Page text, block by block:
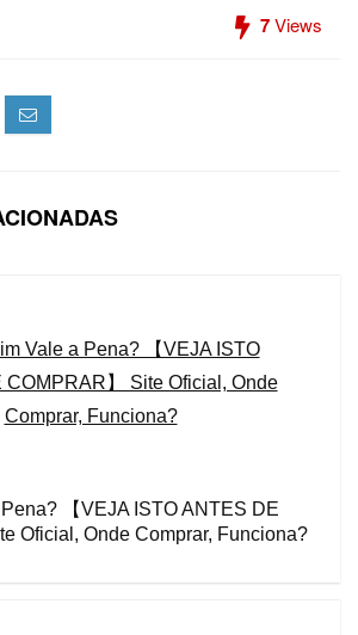
7Views
【VEJA ISTO ANTES DE
Oficial, Onde Comprar, Funciona?